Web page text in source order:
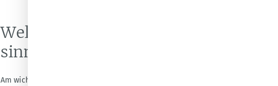
Welcher Holzschutz ist für
sinnvoll?
Am wichtigsten ist der
, denn UV-Licht zerstört den braunen